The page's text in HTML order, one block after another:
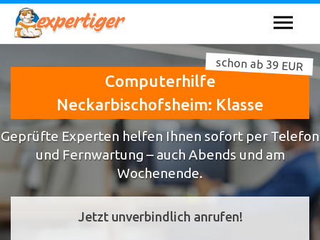
Computerhilfe
Neckarbischofsheim: Klasse
schon ab 39 EUR
Geprüfte Experten helfen Ihnen sofort per Telefon
und Fernwartung – auch Abends und am
Wochenende.
Jetzt unverbindlich anrufen!